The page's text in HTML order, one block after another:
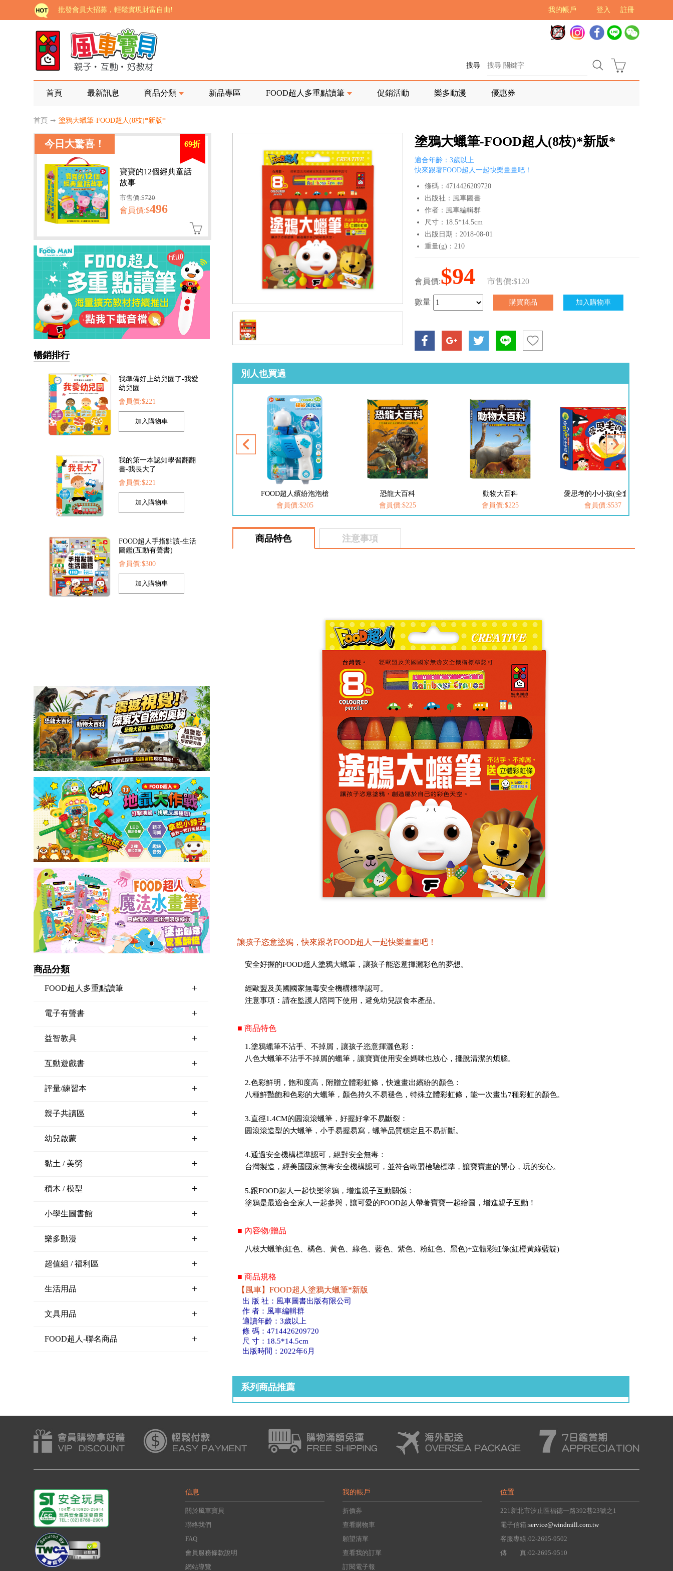
註冊
登入
我的帳戶
批發會員大招募，輕鬆實現財富自由!
如需更改或重開發票 需在訂單成立三天內通知客服 寄回發票需附上回郵郵票
老師您好!!幼教會員火熱招募中~
海外購物免煩惱！點我查看『海外購物流程說明』
家長樂了!「風車書版集團暨FOOD超人企業總部」目前正興建中!
老師您好!!幼教會員火熱招募中~
海外購物免煩惱！點我查看『海外購物流程說明』
搜尋
首頁 最新訊息 商品分類 新品專區 FOOD超人多重點讀筆 促銷活動 樂多動漫 優惠券
首頁 ➙ 塗鴉大蠟筆-FOOD超人(8枝)*新版*
今日大驚喜！ 69折
寶寶的12個經典童話
故事
市售價:$720
會員價:$496
暢銷排行
我準備好上幼兒園了-我愛
幼兒園
會員價:$221
我的第一本認知學習翻翻
書-我長大了
會員價:$221
FOOD超人手指點讀-生活
圖鑑(互動有聲書)
會員價:$300
商品分類
FOOD超人多重點讀筆 +
電子有聲書 +
益智教具 +
互動遊戲書 +
評量/練習本 +
親子共讀區 +
幼兒啟蒙 +
黏土 / 美勞 +
積木 / 模型 +
小學生圖書館 +
樂多動漫 +
超值組 / 福利區 +
生活用品 +
文具用品 +
FOOD超人-聯名商品 +
塗鴉大蠟筆-FOOD超人(8枝)*新版*
適合年齡：3歲以上
快來跟著FOOD超人一起快樂畫畫吧！
條碼：4714426209720
出版社：風車圖書
作者：風車編輯群
尺寸：18.5*14.5cm
出版日期：2018-08-01
重量(g)：210
會員價:$94 市售價:$120
數量
別人也買過
FOOD超人探索點讀筆
會員價:$1422
FOOD超人夢幻泡泡槍
FOOD超人繽紛泡泡槍
會員價:$205
恐龍大百科
會員價:$225
動物大百科
會員價:$225
愛思考的小小孩(全套8冊)
會員價:$537
商品特色 注意事項
讓孩子恣意塗鴉，快來跟著FOOD超人一起快樂畫畫吧！
安全好握的FOOD超人塗鴉大蠟筆，讓孩子能恣意揮灑彩色的夢想。
經歐盟及美國國家無毒安全機構標準認可。
注意事項：請在監護人陪同下使用，避免幼兒誤食本產品。
■ 商品特色
1.塗鴉蠟筆不沾手、不掉屑，讓孩子恣意揮灑色彩：
八色大蠟筆不沾手不掉屑的蠟筆，讓寶寶使用安全媽咪也放心，擺脫清潔的煩腦。
2.色彩鮮明，飽和度高，附贈立體彩虹條，快速畫出繽紛的顏色：
八種鮮豔飽和色彩的大蠟筆，顏色持久不易褪色，特殊立體彩虹條，能一次畫出7種彩虹的顏色。
3.直徑1.4CM的圓滾滾蠟筆，好握好拿不易斷裂：
圓滾滾造型的大蠟筆，小手易握易寫，蠟筆品質穩定且不易折斷。
4.通過安全機構標準認可，絕對安全無毒：
台灣製造，經美國國家無毒安全機構認可，並符合歐盟檢驗標準，讓寶寶畫的開心，玩的安心。
5.跟FOOD超人一起快樂塗鴉，增進親子互動關係：
塗鴉是最適合全家人一起參與，讓可愛的FOOD超人帶著寶寶一起繪圖，增進親子互動！
■ 內容物/贈品
八枝大蠟筆(紅色、橘色、黃色、綠色、藍色、紫色、粉紅色、黑色)+立體彩虹條(紅橙黃綠藍靛)
■ 商品規格
【風車】FOOD超人塗鴉大蠟筆*新版
出 版 社：風車圖書出版有限公司
作 者：風車編輯群
適讀年齡：3歲以上
條 碼：4714426209720
尺 寸：18.5*14.5cm
出版時間：2022年6月
系列商品推薦
信息
關於風車寶貝
聯絡我們
FAQ
會員服務條款說明
網站導覽
我的帳戶
折價券
查看購物車
願望清單
查看我的訂單
訂閱電子報
位置
221新北市汐止區福德一路392巷23號之1
電子信箱:service@windmill.com.tw
客服專線:02-2695-9502
傳 真:02-2695-9510